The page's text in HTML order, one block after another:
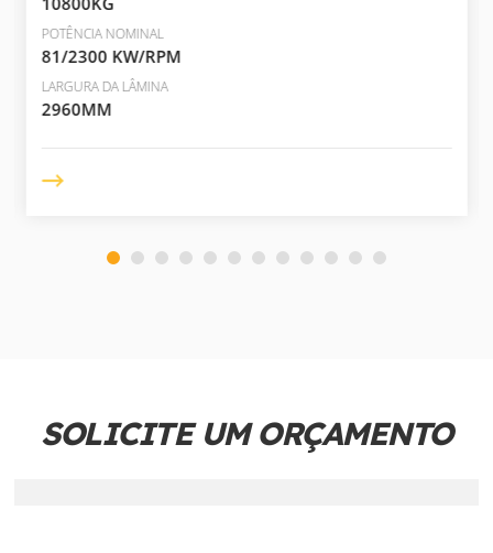
POTÊNCIA NOMINAL
81/2300 KW/RPM
LARGURA DA LÂMINA
2960MM
SOLICITE UM ORÇAMENTO